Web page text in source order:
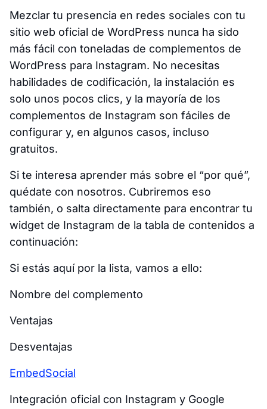
Mezclar tu presencia en redes sociales con tu
sitio web oficial de WordPress nunca ha sido
más fácil con toneladas de complementos de
WordPress para Instagram. No necesitas
habilidades de codificación, la instalación es
solo unos pocos clics, y la mayoría de los
complementos de Instagram son fáciles de
configurar y, en algunos casos, incluso
gratuitos.
Si te interesa aprender más sobre el “por qué”,
quédate con nosotros. Cubriremos eso
también, o salta directamente para encontrar tu
widget de Instagram de la tabla de contenidos a
continuación:
Si estás aquí por la lista, vamos a ello:
Nombre del complemento
Ventajas
Desventajas
EmbedSocial
Integración oficial con Instagram y Google